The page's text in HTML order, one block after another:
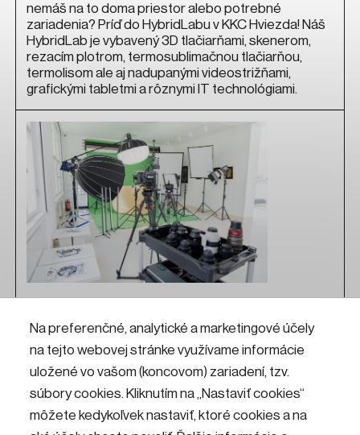
Na preferenčné, analytické a marketingové účely
na tejto webovej stránke využívame informácie
uložené vo vašom (koncovom) zariadení, tzv.
súbory cookies. Kliknutím na „Nastaviť cookies“
môžete kedykoľvek nastaviť, ktoré cookies a na
nemáš na to doma priestor alebo potrebné
zariadenia? Príď do HybridLabu v KKC Hviezda! Náš
HybridLab je vybavený 3D tlačiarňami, skenerom,
rezacím plotrom, termosublimačnou tlačiarňou,
termolisom ale aj nadupanými videostrižňami,
grafickými tabletmi a rôznymi IT technológiami.
Fotoateliér
Chceš fotiť alebo nakrúcať ako profesionál? Príď do
Fotoateliéru v KKC Hviezda! Nájdeš tu profesionálnu
techniku od fotografických a filmových objektívov,
fotoaparátov a filmových kamier, zábleskových
a stálych LED svetiel so softboxami, až